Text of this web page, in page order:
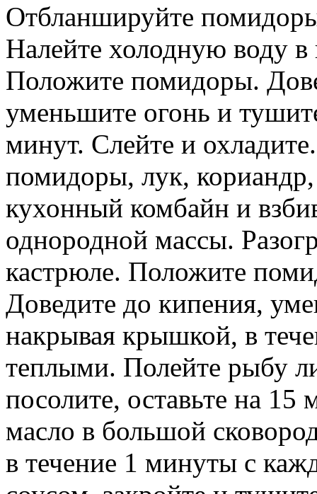
Отбланшируйте
Налейте холодную воду
Положите помидоры.
уменьшите огонь и
минут. Слейте и
помидоры, лук,
кухонный комбайн и
однородной массы.
кастрюле. Положите
Доведите до кипения,
накрывая крышкой, в
теплыми. Полейте рыбу
посолите, оставьте на 15
масло в большой
в течение 1 минуты с